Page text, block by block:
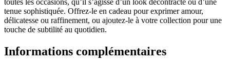
toutes les occasions, qu’il s’agisse d’un look décontracté ou d’une
tenue sophistiquée. Offrez-le en cadeau pour exprimer amour,
délicatesse ou raffinement, ou ajoutez-le à votre collection pour une
touche de subtilité au quotidien.
Informations complémentaires